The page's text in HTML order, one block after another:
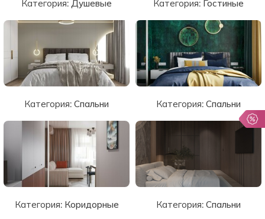
Категория:Душевые Категория: Гостиные
Категория:Спальни Категория: Спальни
Категория: Коридорные Категория: Спальни